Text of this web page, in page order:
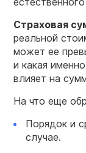
Страховая
реальной
может ее
и какая
влияет на
На что еще
Порядок и
случае.